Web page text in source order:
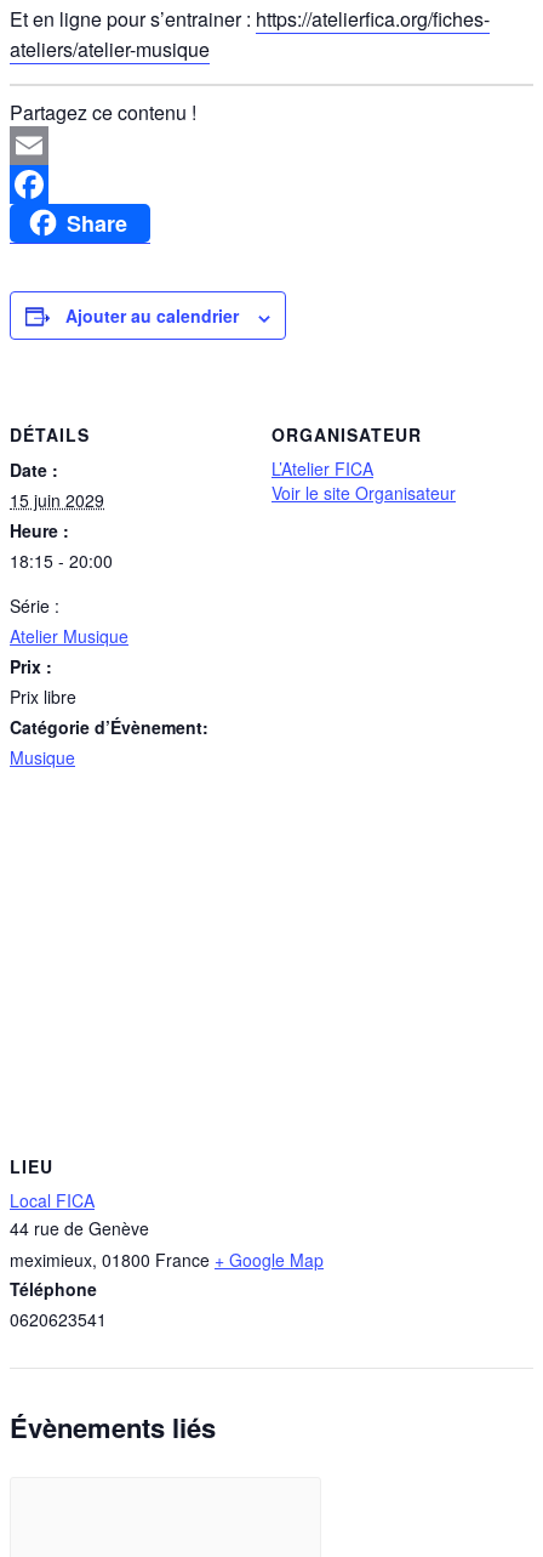
Et en ligne pour s’entrainer : https://atelierfica.org/fiches-
ateliers/atelier-musique
Partagez ce contenu !
Email
FacebookShare
Ajouter au calendrier
DÉTAILS
Date :
15 juin 2029
Heure :
18:15 - 20:00
Série :
Atelier Musique
Prix :
Prix libre
Catégorie d’Évènement:
Musique
ORGANISATEUR
L’Atelier FICA
Voir le site Organisateur
LIEU
Local FICA
44 rue de Genève
meximieux, 01800 France + Google Map
Téléphone
0620623541
Évènements liés